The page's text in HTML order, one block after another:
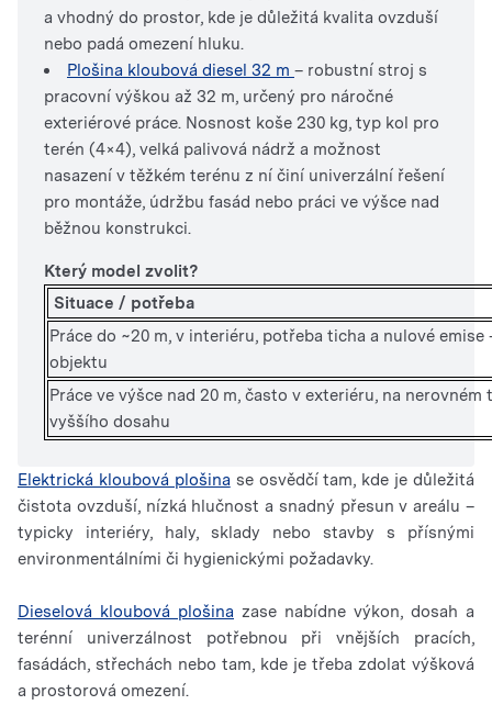
a vhodný do prostor, kde je důležitá kvalita ovzduší
nebo padá omezení hluku.
Plošina kloubová diesel 32 m – robustní stroj s
pracovní výškou až 32 m, určený pro náročné
exteriérové ​​práce. Nosnost koše 230 kg, typ kol pro
terén (4×4), velká palivová nádrž a možnost
nasazení v těžkém terénu z ní činí univerzální řešení
pro montáže, údržbu fasád nebo práci ve výšce nad
běžnou konstrukci.
Který model zvolit?
Situace / potřeba
Práce do ~20 m, v interiéru, potřeba ticha a nulové
objektu
Práce ve výšce nad 20 m, často v exteriéru, na
vyššího dosahu
Elektrická kloubová plošina se osvědčí tam, kde je důležitá
čistota ovzduší, nízká hlučnost a snadný přesun v areálu –
typicky interiéry, haly, sklady nebo stavby s přísnými
environmentálními či hygienickými požadavky.
Dieselová kloubová plošina zase nabídne výkon, dosah a
terénní univerzálnost potřebnou při vnějších pracích,
fasádách, střechách nebo tam, kde je třeba zdolat výšková
a prostorová omezení.